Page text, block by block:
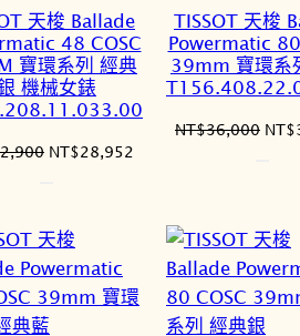
天梭 Ballade
48 COSC
寶環系列 經典
機械女錶
原
NT$32,900。
NT$28,952
NT$28,952。
商
品
TISSOT 天梭
Powermatic
39mm 寶環系
NT$36,000 原
NT$